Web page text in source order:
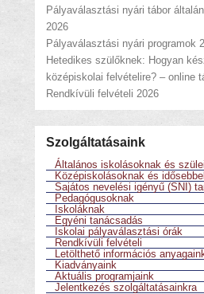
Pályaválasztási nyári tábor
2026
Pályaválasztási nyári programok
Hetedikes szülőknek: Hogyan
középiskolai felvételire? – online
Rendkívüli felvételi 2026
Szolgáltatásaink
Általános iskolásoknak és
Középiskolásoknak és
Sajátos nevelési igényű (SNI)
Pedagógusoknak
Iskoláknak
Egyéni tanácsadás
Iskolai pályaválasztási órák
Rendkívüli felvételi
Letölthető információs
Kiadványaink
Aktuális programjaink
Jelentkezés szolgáltatásainkra